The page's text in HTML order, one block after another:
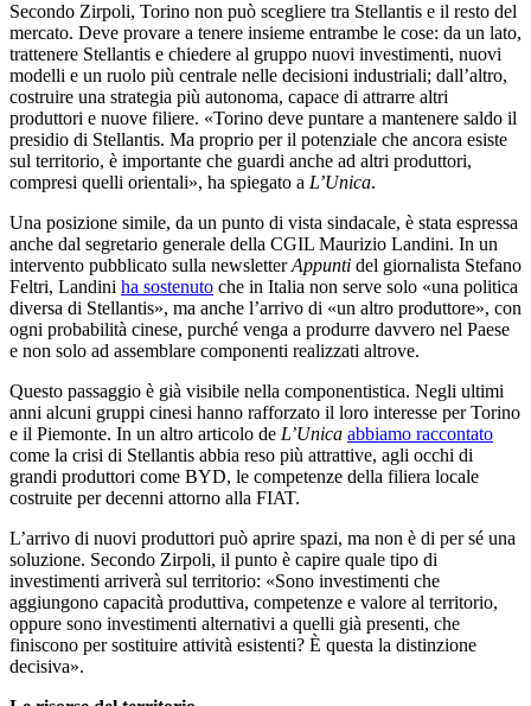
Secondo Zirpoli, Torino non può scegliere tra Stellantis e il resto del
mercato. Deve provare a tenere insieme entrambe le cose: da un lato,
trattenere Stellantis e chiedere al gruppo nuovi investimenti, nuovi
modelli e un ruolo più centrale nelle decisioni industriali; dall’altro,
costruire una strategia più autonoma, capace di attrarre altri
produttori e nuove filiere. «Torino deve puntare a mantenere saldo il
presidio di Stellantis. Ma proprio per il potenziale che ancora esiste
sul territorio, è importante che guardi anche ad altri produttori,
compresi quelli orientali», ha spiegato a L’Unica.
Una posizione simile, da un punto di vista sindacale, è stata espressa
anche dal segretario generale della CGIL Maurizio Landini. In un
intervento pubblicato sulla newsletterAppunti del giornalista Stefano
Feltri, Landini ha sostenuto che in Italia non serve solo «una politica
diversa di Stellantis», ma anche l’arrivo di «un altro produttore», con
ogni probabilità cinese, purché venga a produrre davvero nel Paese
e non solo ad assemblare componenti realizzati altrove.
Questo passaggio è già visibile nella componentistica. Negli ultimi
anni alcuni gruppi cinesi hanno rafforzato il loro interesse per Torino
e il Piemonte. In un altro articolo de L’Unica abbiamo raccontato
come la crisi di Stellantis abbia reso più attrattive, agli occhi di
grandi produttori come BYD, le competenze della filiera locale
costruite per decenni attorno alla FIAT.
L’arrivo di nuovi produttori può aprire spazi, ma non è di per sé una
soluzione. Secondo Zirpoli, il punto è capire quale tipo di
investimenti arriverà sul territorio: «Sono investimenti che
aggiungono capacità produttiva, competenze e valore al territorio,
oppure sono investimenti alternativi a quelli già presenti, che
finiscono per sostituire attività esistenti? È questa la distinzione
decisiva».